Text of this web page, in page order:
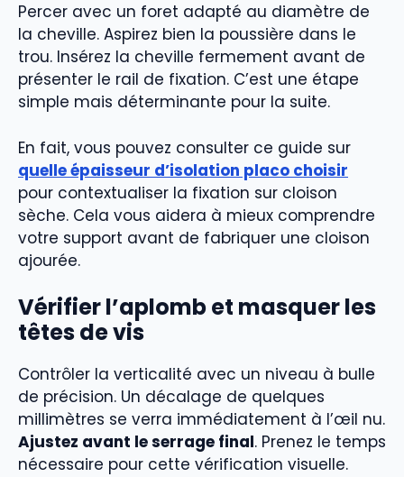
Percer avec un foret adapté au diamètre de
la cheville. Aspirez bien la poussière dans le
trou. Insérez la cheville fermement avant de
présenter le rail de fixation. C’est une étape
simple mais déterminante pour la suite.
En fait, vous pouvez consulter ce guide sur
quelle épaisseur d’isolation placo choisir
pour contextualiser la fixation sur cloison
sèche. Cela vous aidera à mieux comprendre
votre support avant de fabriquer une cloison
ajourée.
Vérifier l’aplomb et masquer les
têtes de vis
Contrôler la verticalité avec un niveau à bulle
de précision. Un décalage de quelques
millimètres se verra immédiatement à l’œil nu.
Ajustez avant le serrage final. Prenez le temps
nécessaire pour cette vérification visuelle.